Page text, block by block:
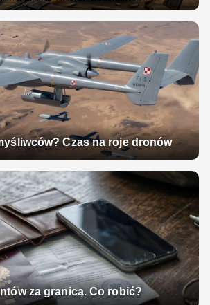
Czas na roje dronów
za granicą. Co robić?